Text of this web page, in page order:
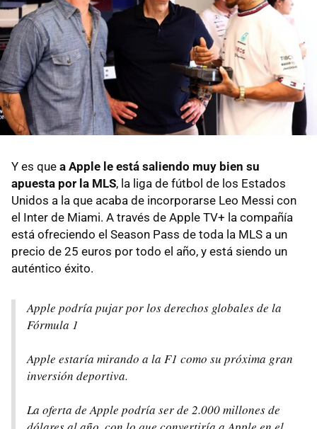
Y es que a Apple le está saliendo muy bien su
apuesta por la MLS, la liga de fútbol de los Estados
Unidos a la que acaba de incorporarse Leo Messi con
el Inter de Miami. A través de Apple TV+ la compañía
está ofreciendo el Season Pass de toda la MLS a un
precio de 25 euros por todo el año, y está siendo un
auténtico éxito.
Apple podría pujar por los derechos globales de la
Fórmula 1
Apple estaría mirando a la F1 como su próxima gran
inversión deportiva.
La oferta de Apple podría ser de 2.000 millones de